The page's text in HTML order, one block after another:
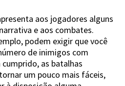
aos jogadores alguns
e aos combates.
podem exigir que você
de inimigos com
as batalhas
um pouco mais fáceis,